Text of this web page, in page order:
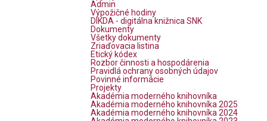
Admin
Výpožičné hodiny
DIKDA - digitálna knižnica SNK
Dokumenty
Všetky dokumenty
Zriaďovacia listina
Etický kódex
Rozbor činnosti a hospodárenia
Pravidlá ochrany osobných údajov
Povinné informácie
Projekty
Akadémia moderného knihovníka
Akadémia moderného knihovníka 2025
Akadémia moderného knihovníka 2024